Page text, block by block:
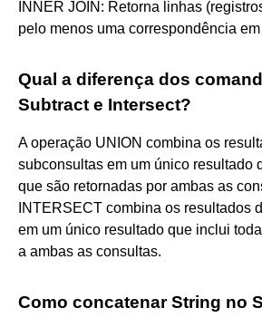
INNER JOIN: Retorna linhas
pelo menos uma correspondência
Qual a diferença dos
Subtract e Intersect?
A operação UNION combina os
subconsultas em um único resultado
que são retornadas por ambas as
INTERSECT combina os resultados
em um único resultado que inclui
a ambas as consultas.
Como concatenar String no